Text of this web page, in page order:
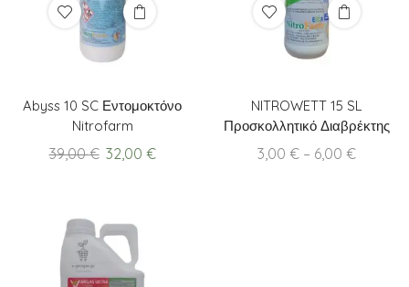
Abyss 10 SC Εντομοκτόνο
Nitrofarm
39,00€ Original
32,00 €Current
NITROWETT 15 SL
Προσκολλητικό Διαβρέκτης
3,00 € – 6,00 €Price